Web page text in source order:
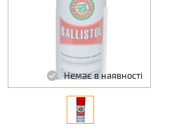
Немає в наявності